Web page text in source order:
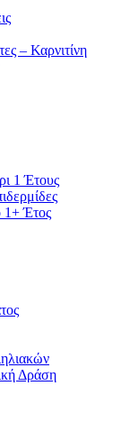
– Καρνιτίνη
1 Έτους
1+ Έτος
Δράση